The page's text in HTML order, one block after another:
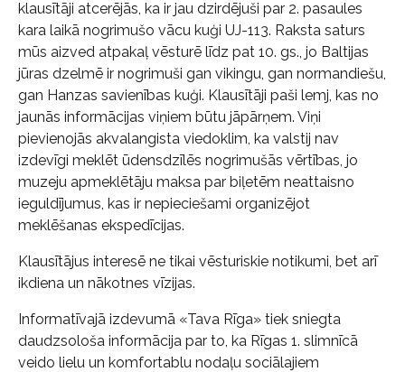
klausītāji atcerējās, ka ir jau dzirdējuši par 2. pasaules
kara laikā nogrimušo vācu kuģi UJ-113. Raksta saturs
mūs aizved atpakaļ vēsturē līdz pat 10. gs., jo Baltijas
jūras dzelmē ir nogrimuši gan vikingu, gan normandiešu,
gan Hanzas savienības kuģi. Klausītāji paši lemj, kas no
jaunās informācijas viņiem būtu jāpārņem. Viņi
pievienojās akvalangista viedoklim, ka valstij nav
izdevīgi meklēt ūdensdzīlēs nogrimušās vērtības, jo
muzeju apmeklētāju maksa par biļetēm neattaisno
ieguldījumus, kas ir nepieciešami organizējot
meklēšanas ekspedīcijas.
Klausītājus interesē ne tikai vēsturiskie notikumi, bet arī
ikdiena un nākotnes vīzijas.
Informatīvajā izdevumā «Tava Rīga» tiek sniegta
daudzsološa informācija par to, ka Rīgas 1. slimnīcā
veido lielu un komfortablu nodaļu sociālajiem